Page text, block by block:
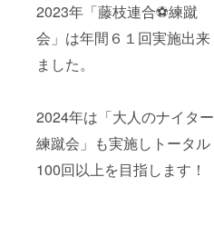
2023年「藤枝連合⚽練蹴
会」は年間６１回実施出来
ました。
2024年は「大人のナイター
練蹴会」も実施しトータル
100回以上を目指します！